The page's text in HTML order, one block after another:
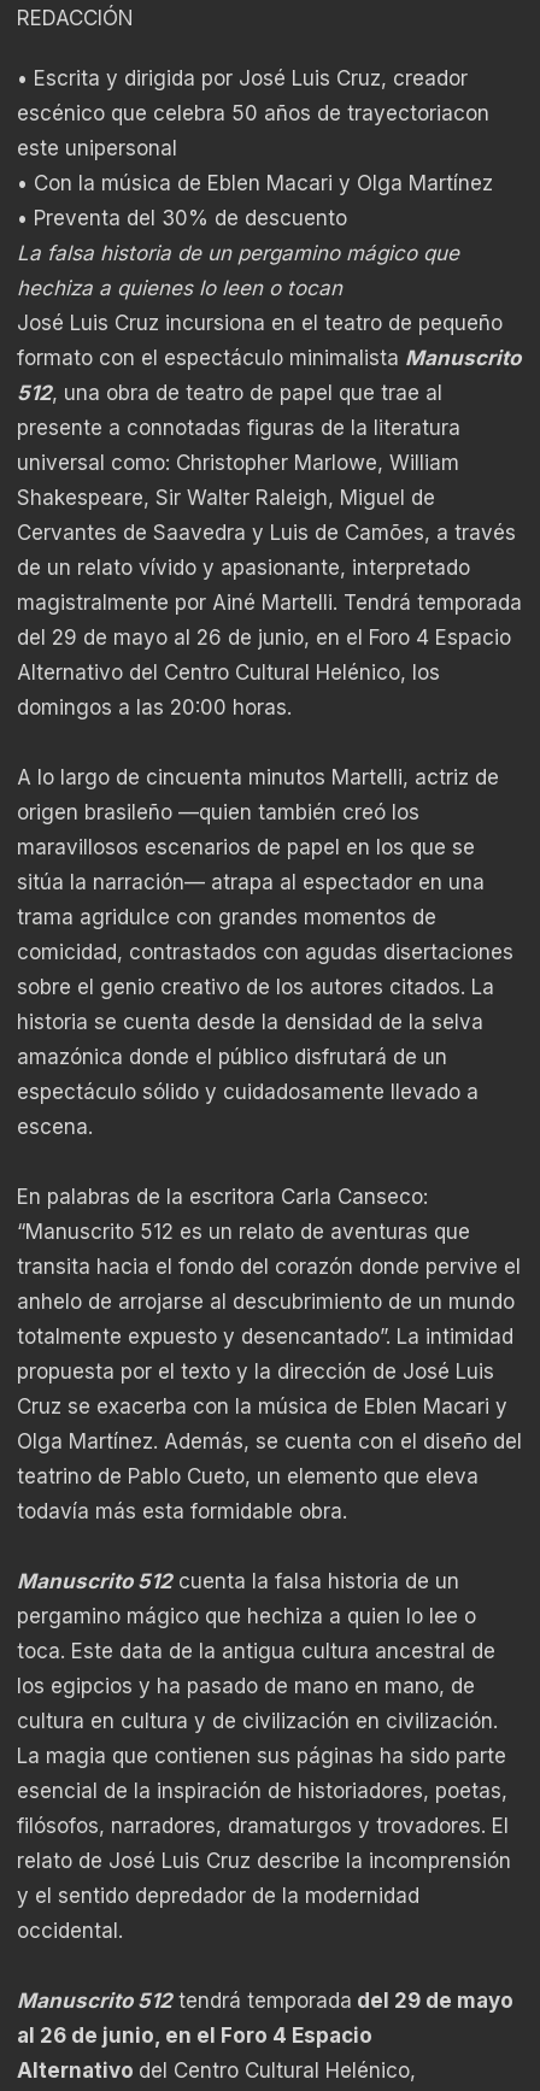
REDACCIÓN
• Escrita y dirigida por José Luis Cruz, creador
escénico que celebra 50 años de trayectoriacon
este unipersonal
• Con la música de Eblen Macari y Olga Martínez
• Preventa del 30% de descuento
La falsa historia de un pergamino mágico que
hechiza a quienes lo leen o tocan
José Luis Cruz incursiona en el teatro de pequeño
formato con el espectáculo minimalista Manuscrito
512, una obra de teatro de papel que trae al
presente a connotadas figuras de la literatura
universal como: Christopher Marlowe, William
Shakespeare, Sir Walter Raleigh, Miguel de
Cervantes de Saavedra y Luis de Camões, a través
de un relato vívido y apasionante, interpretado
magistralmente por Ainé Martelli. Tendrá temporada
del 29 de mayo al 26 de junio, en el Foro 4 Espacio
Alternativo del Centro Cultural Helénico, los
domingos a las 20:00 horas.
A lo largo de cincuenta minutos Martelli, actriz de
origen brasileño —quien también creó los
maravillosos escenarios de papel en los que se
sitúa la narración— atrapa al espectador en una
trama agridulce con grandes momentos de
comicidad, contrastados con agudas disertaciones
sobre el genio creativo de los autores citados. La
historia se cuenta desde la densidad de la selva
amazónica donde el público disfrutará de un
espectáculo sólido y cuidadosamente llevado a
escena.
En palabras de la escritora Carla Canseco:
“Manuscrito 512 es un relato de aventuras que
transita hacia el fondo del corazón donde pervive el
anhelo de arrojarse al descubrimiento de un mundo
totalmente expuesto y desencantado”. La intimidad
propuesta por el texto y la dirección de José Luis
Cruz se exacerba con la música de Eblen Macari y
Olga Martínez. Además, se cuenta con el diseño del
teatrino de Pablo Cueto, un elemento que eleva
todavía más esta formidable obra.
Manuscrito 512cuenta la falsa historia de un
pergamino mágico que hechiza a quien lo lee o
toca. Este data de la antigua cultura ancestral de
los egipcios y ha pasado de mano en mano, de
cultura en cultura y de civilización en civilización.
La magia que contienen sus páginas ha sido parte
esencial de la inspiración de historiadores, poetas,
filósofos, narradores, dramaturgos y trovadores. El
relato de José Luis Cruz describe la incomprensión
y el sentido depredador de la modernidad
occidental.
Manuscrito 512tendrá temporada del 29 de mayo
al 26 de junio, en el Foro 4 Espacio
Alternativo del Centro Cultural Helénico,